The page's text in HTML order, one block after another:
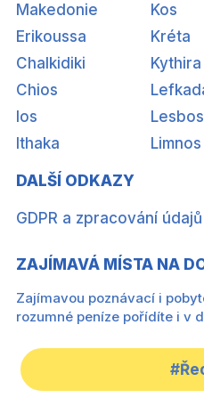
Makedonie
Erikoussa
Chalkidiki
Chios
Ios
Ithaka
Kos
Kréta
Kythira
Lesbos
Limnos
DALŠÍ ODKAZY
GDPR a zpracování údajů
ZAJÍMAVÁ MÍSTA NA
Zajímavou poznávací i
rozumné peníze pořídíte i v